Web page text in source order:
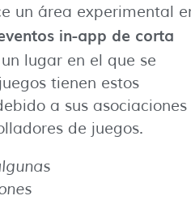
un área experimental
in-app de corta
lugar en el que se
tienen estos
a sus asociaciones
de juegos.